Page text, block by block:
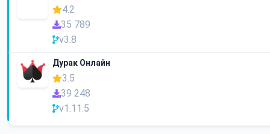
4.2
35 789
v3.8
Дурак Онлайн
3.5
39 248
v1.11.5